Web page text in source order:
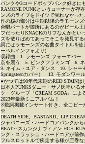
パンクや3コードポップパンク好きに
RAMONE PUNKというコーナーが存
ンズのライブをドイツで見れなかっ
作の核の部分は中期以降のラモーン
合唱パートが随所にあるのがビール
フだったりKNACKのリフなんかとい
ズを散りばめてあってそこを発見す
詞にはラモーンズの名曲タイトルを
ーベルインフォより)
収録曲：1. ラモーンズ フォーエバ
京を襲う 5. ピンクフラミンゴ 6.
9. ネイム・ユア・ダンス 10. シャ
Springsteenカバー） 13. モダンワー
●かつては90年代末期のRED STAIN
日本人PUNKSダニー・サノ氏率いる
ク・グループ『CREAM SODA』によ
2023年最新ミニアルバム！
※歌詞掲載インサート付き、全コピー
※
DEATH SIDE、BASTARD、LIP
ジャパニーズ・ハードコアパンクか
BEAT～スカンジナヴィアン
ング・スラッシュ・ハードコアが前
フルスロットルで疾走する様が圧巻